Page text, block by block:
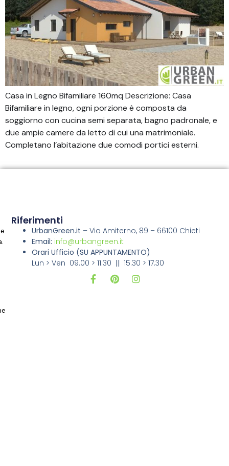
Casa in Legno Bifamiliare 160mq Descrizione: Casa
Bifamiliare in legno, ogni porzione è composta da
soggiorno con cucina semi separata, bagno padronale, e
due ampie camere da letto di cui una matrimoniale.
Completano l’abitazione due comodi portici esterni.
Riferimenti
UrbanGreen.it –Via Amiterno, 89 – 66100 Chieti
Email: info@urbangreen.it
Orari Ufficio (SU APPUNTAMENTO)
Lun > Ven 09.00 > 11.30 || 15.30 > 17.30